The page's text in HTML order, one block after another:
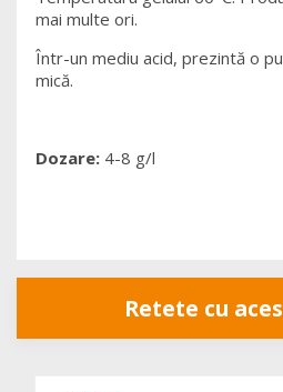
mai multe ori.
Într-un mediu acid, prezintă o
mică.
Dozare: 4-8 g/l
Retete cu